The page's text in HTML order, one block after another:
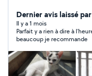
en même temps de
électricité, tout
Dernier avis laissé
Il y a 1 mois
Parfait y a rien à dire à
beaucoup je recommande